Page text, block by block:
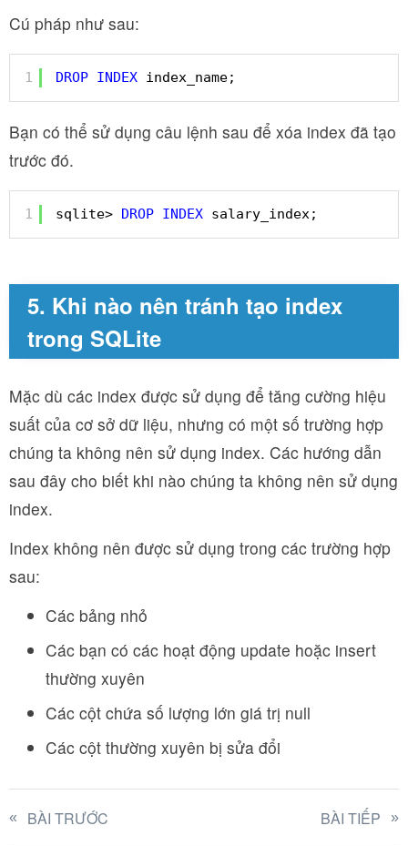
Cú pháp như sau:
1 DROP INDEX index_name;
Bạn có thể sử dụng câu lệnh sau để xóa index đã tạo
trước đó.
1 sqlite> DROP INDEX salary_index;
5. Khi nào nên tránh tạo index
trong SQLite
Mặc dù các index được sử dụng để tăng cường hiệu
suất của cơ sở dữ liệu, nhưng có một số trường hợp
chúng ta không nên sử dụng index. Các hướng dẫn
sau đây cho biết khi nào chúng ta không nên sử dụng
index.
Index không nên được sử dụng trong các trường hợp
sau:
Các bảng nhỏ
Các bạn có các hoạt động update hoặc insert
thường xuyên
Các cột chứa số lượng lớn giá trị null
Các cột thường xuyên bị sửa đổi
BÀI TRƯỚC BÀI TIẾP